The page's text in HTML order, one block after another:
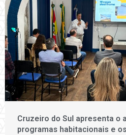
Cruzeiro do Sul apresenta o
programas habitacionais e